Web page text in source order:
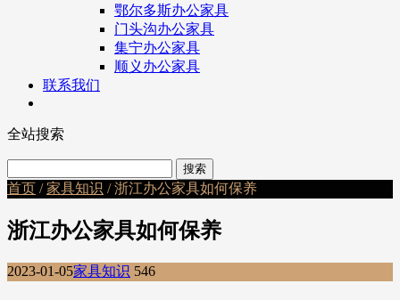
鄂尔多斯办公家具
门头沟办公家具
集宁办公家具
顺义办公家具
联系我们
全站搜索
首页 /家具知识 / 浙江办公家具如何保养
浙江办公家具如何保养
2023-01-05家具知识 546